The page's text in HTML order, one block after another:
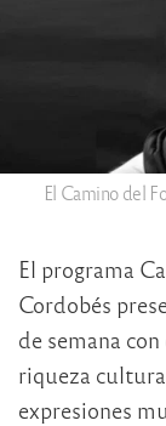
El Camino del
El programa
Cordobés
de semana
riqueza
expresiones